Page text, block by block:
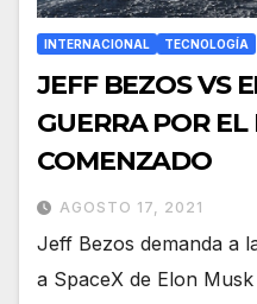
INTERNACIONAL TECNOLOGÍA
JEFF BEZOS VS
GUERRA POR
COMENZADO
AGOSTO 17, 2021
Jeff Bezos demanda a
a SpaceX de Elon